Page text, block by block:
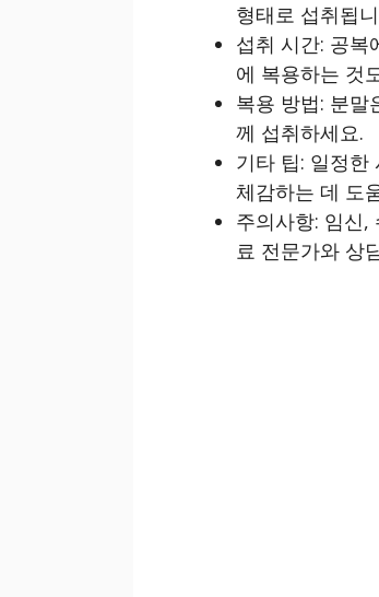
형태로 섭취됩
섭취 시간: 공복
에 복용하는 것
복용 방법: 분말
께 섭취하세요.
기타 팁: 일정한
체감하는 데 도
주의사항: 임신,
료 전문가와 상